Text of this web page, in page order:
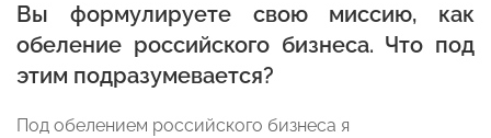
Вы формулируете свою миссию, как
обеление российского бизнеса. Что под
этим подразумевается?
Под обелением российского бизнеса я